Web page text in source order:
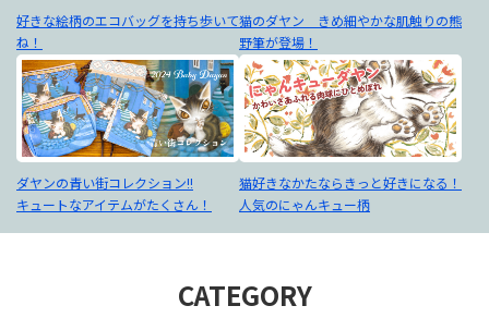
好きな絵柄のエコバッグを持ち歩いて
ね！
猫のダヤン きめ細やかな肌触りの熊
野筆が登場！
ダヤンの青い街コレクション!!
キュートなアイテムがたくさん！
猫好きなかたならきっと好きになる！
人気のにゃんキュー柄
CATEGORY